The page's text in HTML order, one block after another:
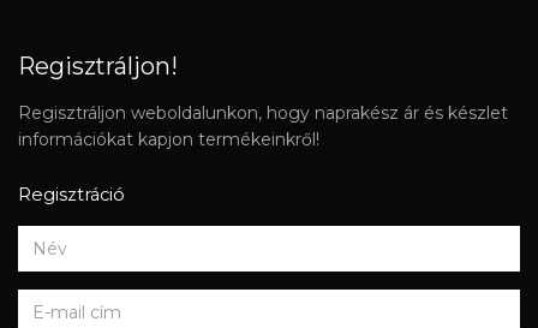
Regisztráljon!
Regisztráljon weboldalunkon, hogy naprakész ár és készlet
információkat kapjon termékeinkről!
Regisztráció